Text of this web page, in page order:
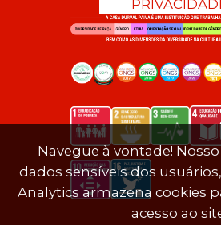
Navegue à vontade!
dados sensíveis dos
Analytics armazena cookies
acesso ao